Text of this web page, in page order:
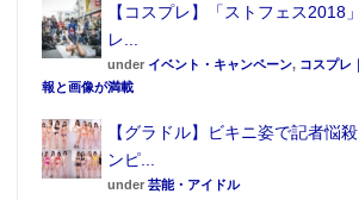
【コスプレ】「ストフェス2018
レ...
under イベント・キャンペーン, コスプレ
報と画像が満載
【グラドル】ビキニ姿で記者悩
ンピ...
under 芸能・アイドル